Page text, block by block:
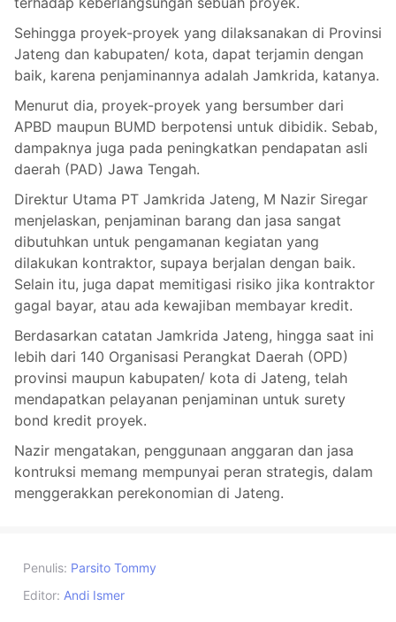
Sehingga proyek-proyek yang dilaksanakan di Provinsi
Jateng dan kabupaten/ kota, dapat terjamin dengan
baik, karena penjaminannya adalah Jamkrida, katanya.
Menurut dia, proyek-proyek yang bersumber dari
APBD maupun BUMD berpotensi untuk dibidik. Sebab,
dampaknya juga pada peningkatkan pendapatan asli
daerah (PAD) Jawa Tengah.
Direktur Utama PT Jamkrida Jateng, M Nazir Siregar
menjelaskan, penjaminan barang dan jasa sangat
dibutuhkan untuk pengamanan kegiatan yang
dilakukan kontraktor, supaya berjalan dengan baik.
Selain itu, juga dapat memitigasi risiko jika kontraktor
gagal bayar, atau ada kewajiban membayar kredit.
Berdasarkan catatan Jamkrida Jateng, hingga saat ini
lebih dari 140 Organisasi Perangkat Daerah (OPD)
provinsi maupun kabupaten/ kota di Jateng, telah
mendapatkan pelayanan penjaminan untuk surety
bond kredit proyek.
Nazir mengatakan, penggunaan anggaran dan jasa
kontruksi memang mempunyai peran strategis, dalam
menggerakkan perekonomian di Jateng.
Penulis: Parsito Tommy
Editor: Andi Ismer